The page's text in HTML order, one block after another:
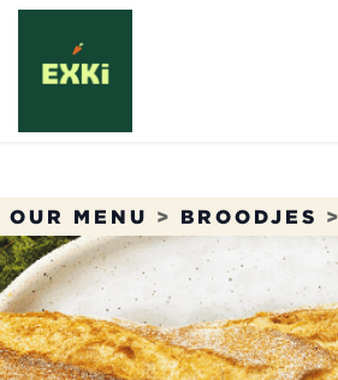
Overslaan naar inhoud
OUR MENU > BROODJES >